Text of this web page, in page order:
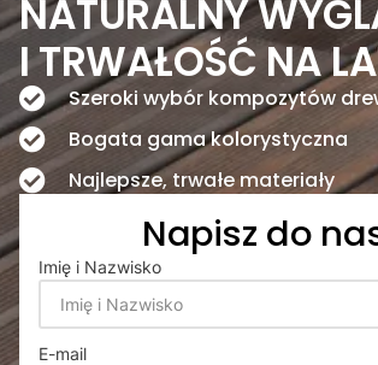
NATURALNY
I TRWAŁOŚĆ NA
Szeroki wybór kompozytów
Bogata gama kolorystyczna
Najlepsze, trwałe materiały
Napisz do
Imię i Nazwisko
E-mail